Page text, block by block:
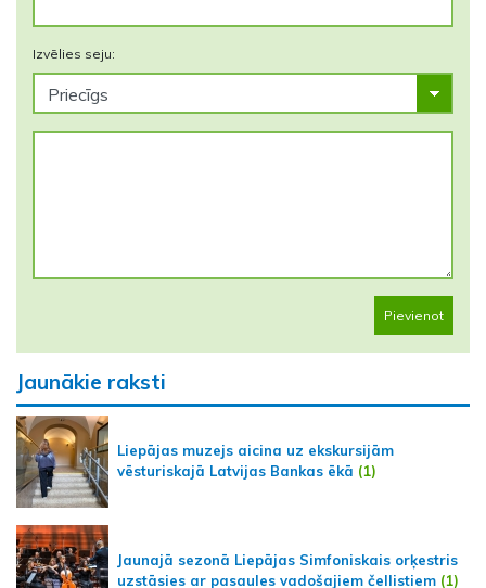
Izvēlies seju:
Pievienot
Jaunākie raksti
Liepājas muzejs aicina uz ekskursijām
vēsturiskajā Latvijas Bankas ēkā (1)
Jaunajā sezonā Liepājas Simfoniskais orķestris
uzstāsies ar pasaules vadošajiem čellistiem (1)